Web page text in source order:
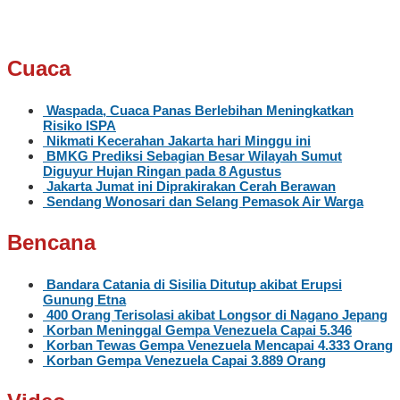
Cuaca
Waspada, Cuaca Panas Berlebihan Meningkatkan
Risiko ISPA
Nikmati Kecerahan Jakarta hari Minggu ini
BMKG Prediksi Sebagian Besar Wilayah Sumut
Diguyur Hujan Ringan pada 8 Agustus
Jakarta Jumat ini Diprakirakan Cerah Berawan
Sendang Wonosari dan Selang Pemasok Air Warga
Bencana
Bandara Catania di Sisilia Ditutup akibat Erupsi
Gunung Etna
400 Orang Terisolasi akibat Longsor di Nagano Jepang
Korban Meninggal Gempa Venezuela Capai 5.346
Korban Tewas Gempa Venezuela Mencapai 4.333 Orang
Korban Gempa Venezuela Capai 3.889 Orang